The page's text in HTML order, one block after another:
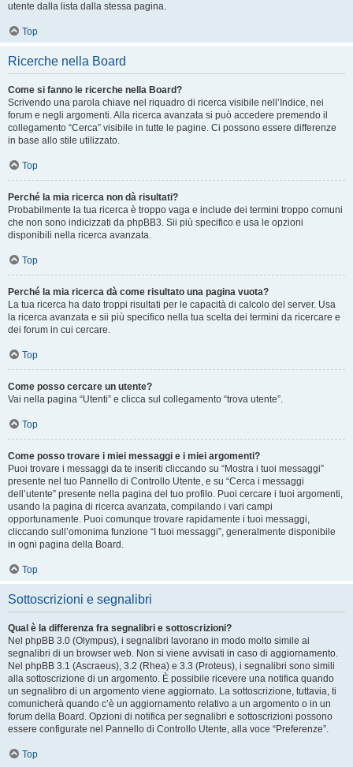
utente dalla lista dalla stessa pagina.
Top
Ricerche nella Board
Come si fanno le ricerche nella Board?
Scrivendo una parola chiave nel riquadro di ricerca visibile nell’Indice, nei
forum e negli argomenti. Alla ricerca avanzata si può accedere premendo il
collegamento “Cerca” visibile in tutte le pagine. Ci possono essere differenze
in base allo stile utilizzato.
Top
Perché la mia ricerca non dà risultati?
Probabilmente la tua ricerca è troppo vaga e include dei termini troppo comuni
che non sono indicizzati da phpBB3. Sii più specifico e usa le opzioni
disponibili nella ricerca avanzata.
Top
Perché la mia ricerca dà come risultato una pagina vuota?
La tua ricerca ha dato troppi risultati per le capacità di calcolo del server. Usa
la ricerca avanzata e sii più specifico nella tua scelta dei termini da ricercare e
dei forum in cui cercare.
Top
Come posso cercare un utente?
Vai nella pagina “Utenti” e clicca sul collegamento “trova utente”.
Top
Come posso trovare i miei messaggi e i miei argomenti?
Puoi trovare i messaggi da te inseriti cliccando su “Mostra i tuoi messaggi”
presente nel tuo Pannello di Controllo Utente, e su “Cerca i messaggi
dell’utente” presente nella pagina del tuo profilo. Puoi cercare i tuoi argomenti,
usando la pagina di ricerca avanzata, compilando i vari campi
opportunamente. Puoi comunque trovare rapidamente i tuoi messaggi,
cliccando sull’omonima funzione “I tuoi messaggi”, generalmente disponibile
in ogni pagina della Board.
Top
Sottoscrizioni e segnalibri
Qual è la differenza fra segnalibri e sottoscrizioni?
Nel phpBB 3.0 (Olympus), i segnalibri lavorano in modo molto simile ai
segnalibri di un browser web. Non si viene avvisati in caso di aggiornamento.
Nel phpBB 3.1 (Ascraeus), 3.2 (Rhea) e 3.3 (Proteus), i segnalibri sono simili
alla sottoscrizione di un argomento. È possibile ricevere una notifica quando
un segnalibro di un argomento viene aggiornato. La sottoscrizione, tuttavia, ti
comunicherà quando c’è un aggiornamento relativo a un argomento o in un
forum della Board. Opzioni di notifica per segnalibri e sottoscrizioni possono
essere configurate nel Pannello di Controllo Utente, alla voce “Preferenze”.
Top